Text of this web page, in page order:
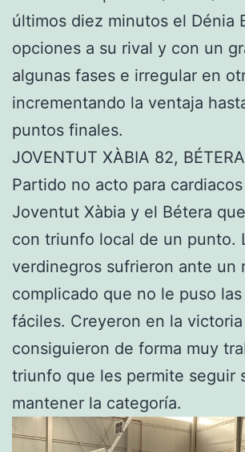
últimos diez minutos el Dénia
opciones a su rival y con un
algunas fases e irregular en
incrementando la ventaja
puntos finales.
JOVENTUT XÀBIA 82,
Partido no acto para
Joventut Xàbia y el Bétera
con triunfo local de un punto.
verdinegros sufrieron ante un
complicado que no le puso
fáciles. Creyeron en la
consiguieron de forma muy
triunfo que les permite seguir
mantener la categoría.